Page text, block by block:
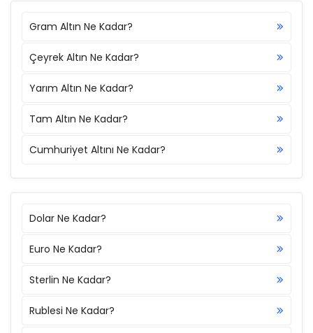
Gram Altın Ne Kadar?
Çeyrek Altın Ne Kadar?
Yarım Altın Ne Kadar?
Tam Altın Ne Kadar?
Cumhuriyet Altını Ne Kadar?
Dolar Ne Kadar?
Euro Ne Kadar?
Sterlin Ne Kadar?
Rublesi Ne Kadar?